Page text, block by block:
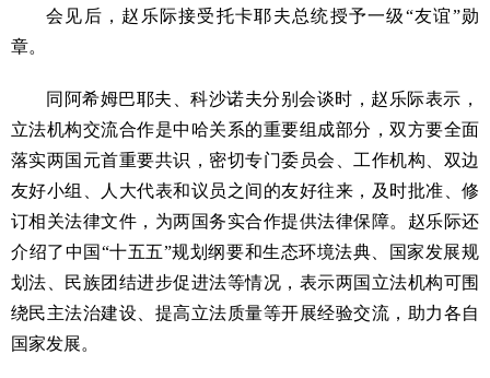
会见后，赵乐际接受托卡耶夫总统授予一级“友谊”勋
章。
同阿希姆巴耶夫、科沙诺夫分别会谈时，赵乐际表示，
立法机构交流合作是中哈关系的重要组成部分，双方要全面
落实两国元首重要共识，密切专门委员会、工作机构、双边
友好小组、人大代表和议员之间的友好往来，及时批准、修
订相关法律文件，为两国务实合作提供法律保障。赵乐际还
介绍了中国“十五五”规划纲要和生态环境法典、国家发展规
划法、民族团结进步促进法等情况，表示两国立法机构可围
绕民主法治建设、提高立法质量等开展经验交流，助力各自
国家发展。